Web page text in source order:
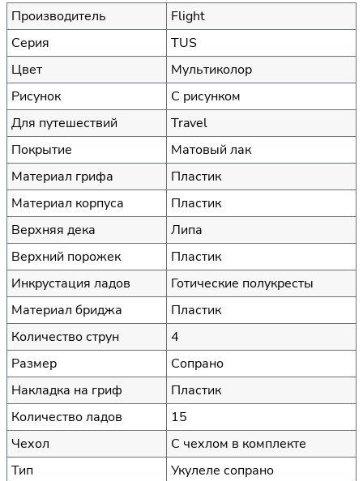
Производитель
Flight
Серия
TUS
Цвет
Мультиколор
Рисунок
С рисунком
Для путешествий
Travel
Покрытие
Матовый лак
Материал грифа
Пластик
Материал корпуса
Пластик
Верхняя дека
Липа
Верхний порожек
Пластик
Инкрустация ладов
Готические полукресты
Материал бриджа
Пластик
Количество струн
4
Размер
Сопрано
Накладка на гриф
Пластик
Количество ладов
15
Чехол
С чехлом в комплекте
Тип
Укулеле сопрано